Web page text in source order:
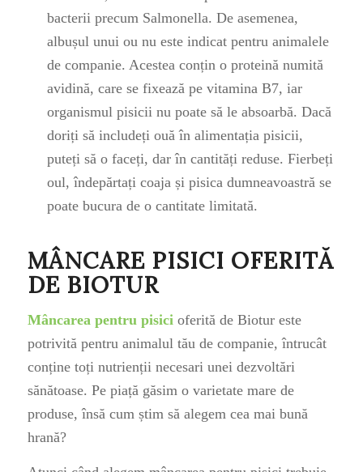
bacterii precum Salmonella. De asemenea,
albușul unui ou nu este indicat pentru animalele
de companie. Acestea conțin o proteină numită
avidină, care se fixează pe vitamina B7, iar
organismul pisicii nu poate să le absoarbă. Dacă
doriți să includeți ouă în alimentația pisicii,
puteți să o faceți, dar în cantități reduse. Fierbeți
oul, îndepărtați coaja și pisica dumneavoastră se
poate bucura de o cantitate limitată.
MÂNCARE PISICI OFERITĂ
DE BIOTUR
Mâncarea pentru pisicioferită de Biotur este
potrivită pentru animalul tău de companie, întrucât
conține toți nutrienții necesari unei dezvoltări
sănătoase. Pe piață găsim o varietate mare de
produse, însă cum știm să alegem cea mai bună
hrană?